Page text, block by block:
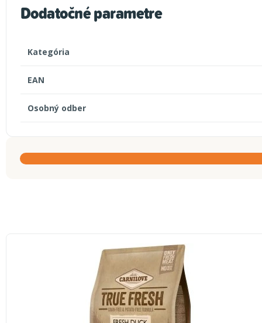
Dodatočné parametre
Kategória
EAN
Osobný odber